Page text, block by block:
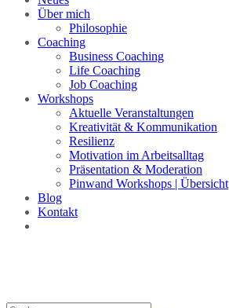
Über mich
Philosophie
Coaching
Business Coaching
Life Coaching
Job Coaching
Workshops
Aktuelle Veranstaltungen
Kreativität & Kommunikation
Resilienz
Motivation im Arbeitsalltag
Präsentation & Moderation
Pinwand Workshops | Übersicht
Blog
Kontakt